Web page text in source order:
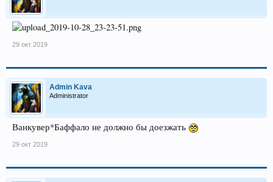
29 окт 2019
Admin Kava
Administrator
Ванкувер*Баффало не должно бы доезжать
29 окт 2019